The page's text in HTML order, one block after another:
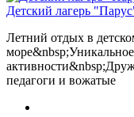
Детский лагерь
Летний отдых в
педагоги и вожатые